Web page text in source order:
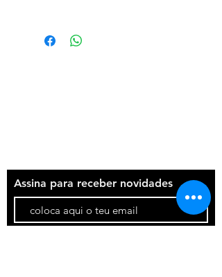
Assina para receber novidades